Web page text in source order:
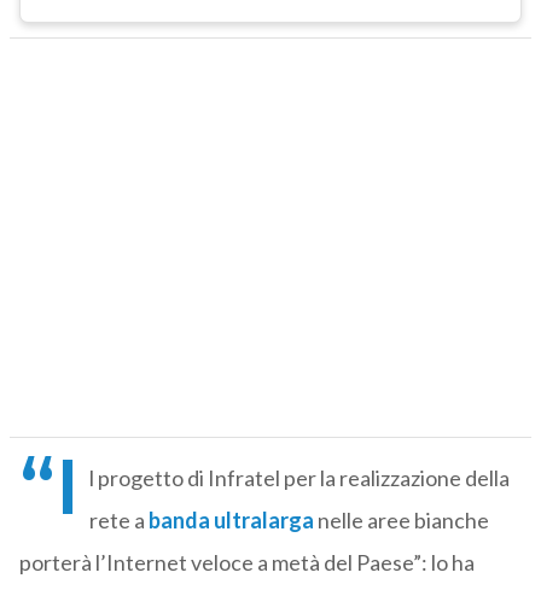
“I
l progetto di Infratel per la realizzazione della
rete a banda ultralarga nelle aree bianche
porterà l’Internet veloce a metà del Paese”: lo ha